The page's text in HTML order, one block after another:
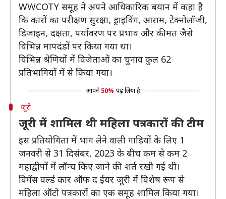
WWCOTY समूह ने अपने आधिकारिक बयान में कहा है
कि कारों का परीक्षण सुरक्षा, ड्राइविंग, आराम, टेक्नोलॉजी,
डिजाइन, दक्षता, पर्यावरण पर प्रभाव और कीमत जैसे
विभिन्न मापदंडों पर किया गया था।
विभिन्न श्रेणियों में विजेताओं का चुनाव कुल 62
प्रतिभागियों में से किया गया।
आपने 50% पढ़ लिया है
जूरी
जूरी में शामिल थी महिला पत्रकारों की टीम
इस प्रतियोगिता में भाग लेने वाली गाड़ियों के लिए 1
जनवरी से 31 दिसंबर, 2023 के बीच कम से कम 2
महाद्वीपों में लॉन्च किए जाने की शर्त रखी गई थी।
विमेंस वर्ल्ड कार ऑफ द ईयर जूरी में विशेष रूप से
महिला ऑटो पत्रकारों का एक समूह शामिल किया गया।